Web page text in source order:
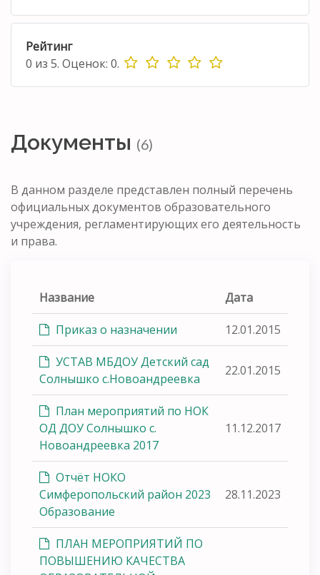
Рейтинг
0 из 5. Оценок: 0.
Документы (6)
В данном разделе представлен полный перечень
официальных документов образовательного
учреждения, регламентирующих его деятельность
и права.
Название Дата
Приказ о назначении 12.01.2015
УСТАВ МБДОУ Детский сад
Солнышко с.Новоандреевка
22.01.2015
План мероприятий по НОК
ОД ДОУ Солнышко с.
Новоандреевка 2017
11.12.2017
Отчёт НОКО
Симферопольский район 2023
Образование
28.11.2023
ПЛАН МЕРОПРИЯТИЙ ПО
ПОВЫШЕНИЮ КАЧЕСТВА